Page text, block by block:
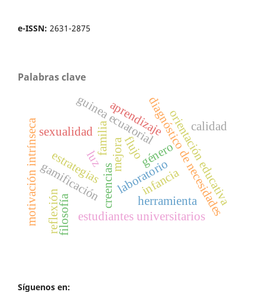
e-ISSN: 2631-2875
Palabras clave
creencias
familia género
infancia
sexualidad diagnóstico de necesidades
estudiantes universitarios
guinea ecuatorial orientación educativa
estrategias
gamificación
motivación intrínseca calidad
herramienta
mejora
aprendizaje
laboratorio
filosofía
reflexión
luz flujo
Síguenos en: